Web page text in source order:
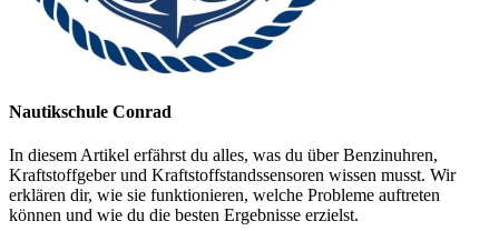
Nautikschule Conrad
In diesem Artikel erfährst du alles, was du über Benzinuhren,
Kraftstoffgeber und Kraftstoffstandssensoren wissen musst. Wir
erklären dir, wie sie funktionieren, welche Probleme auftreten
können und wie du die besten Ergebnisse erzielst.